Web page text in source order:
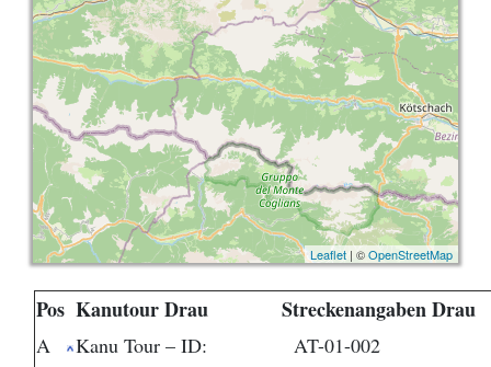
Leaflet | ©OpenStreetMap
Pos Kanutour Drau Streckenangaben Drau
A Kanu Tour – ID:
AT-01-002